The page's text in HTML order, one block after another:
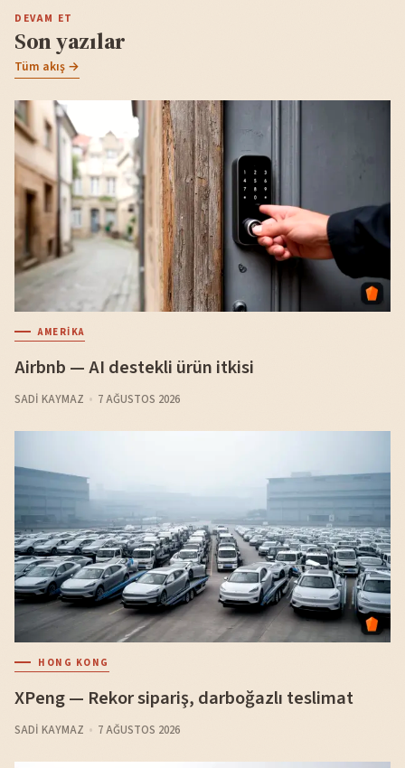
DEVAM ET
Son yazılar
Tüm akış →
AMERIKA
Airbnb — AI destekli ürün itkisi
SADI KAYMAZ 7 AĞUSTOS 2026
HONG KONG
XPeng — Rekor sipariş, darboğazlı teslimat
SADI KAYMAZ 7 AĞUSTOS 2026